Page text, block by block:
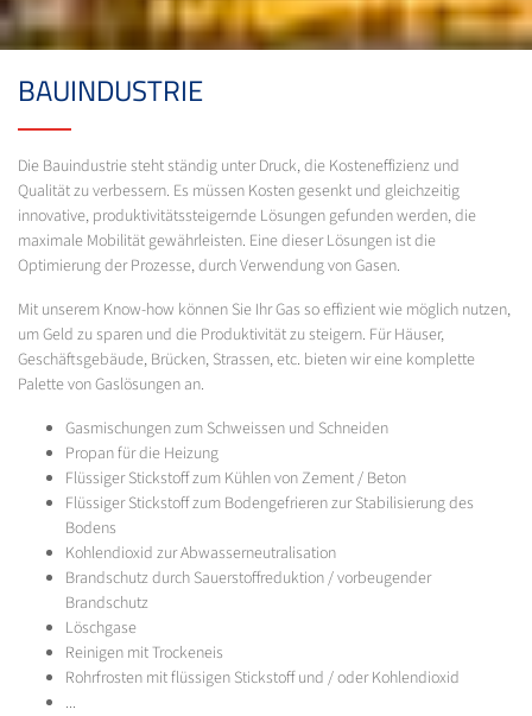
BAUINDUSTRIE
Die Bauindustrie steht ständig unter Druck, die Kosteneffizienz und
Qualität zu verbessern. Es müssen Kosten gesenkt und gleichzeitig
innovative, produktivitätssteigernde Lösungen gefunden werden, die
maximale Mobilität gewährleisten. Eine dieser Lösungen ist die
Optimierung der Prozesse, durch Verwendung von Gasen.
Mit unserem Know-how können Sie Ihr Gas so effizient wie möglich nutzen,
um Geld zu sparen und die Produktivität zu steigern. Für Häuser,
Geschäftsgebäude, Brücken, Strassen, etc. bieten wir eine komplette
Palette von Gaslösungen an.
Gasmischungen zum Schweissen und Schneiden
Propan für die Heizung
Flüssiger Stickstoff zum Kühlen von Zement / Beton
Flüssiger Stickstoff zum Bodengefrieren zur Stabilisierung des
Bodens
Kohlendioxid zur Abwasserneutralisation
Brandschutz durch Sauerstoffreduktion / vorbeugender
Brandschutz
Löschgase
Reinigen mit Trockeneis
Rohrfrosten mit flüssigen Stickstoff und / oder Kohlendioxid
...